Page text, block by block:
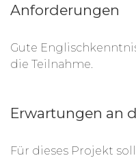
Anforderungen
Gute
die Teilnahme.
Erwartungen an
Für dieses Projekt